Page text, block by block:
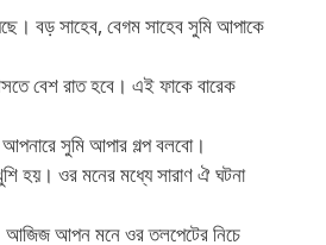
বড় সাহেব, বেগম সাহেব সুমি আপাকে
বেশ রাত হবে। এই ফাকে বারেক
সুমি আপার গল্প বলবো।
হয়। ওর মনের মধ্যে সারাণ ঐ ঘটনা
আপন মনে ওর তলপেটের নিচে